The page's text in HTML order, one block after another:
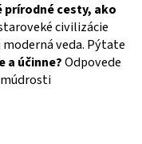
prírodné cesty, ako
civilizácie
veda. Pýtate
a účinne?Odpovede